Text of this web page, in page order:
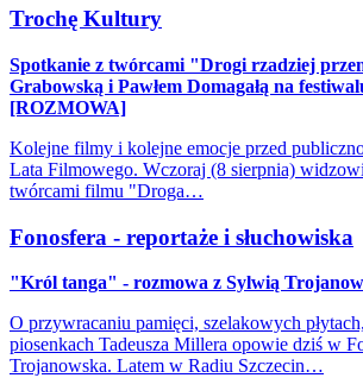
Trochę Kultury
Spotkanie z twórcami "Drogi rzadziej
Grabowską i Pawłem Domagałą na
[ROZMOWA]
Kolejne filmy i kolejne emocje przed
Lata Filmowego. Wczoraj (8 sierpnia)
twórcami filmu "Droga…
Fonosfera - reportaże i słuchowiska
"Król tanga" - rozmowa z Sylwią
O przywracaniu pamięci, szelakowych
piosenkach Tadeusza Millera opowie dziś w
Trojanowska. Latem w Radiu Szczecin…